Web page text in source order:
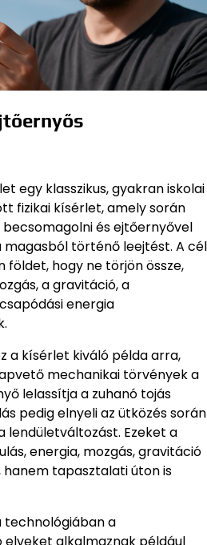
egy klasszikus, gyakran iskolai
fizikai kísérlet, amely során
és ejtőernyővel
magasból történő leejtést. A cél
földet, hogy ne törjön össze,
a gravitáció, a
energia
a kísérlet kiváló példa arra,
mechanikai törvények a
lelassítja a zuhanó tojás
pedig elnyeli az ütközés során
lendületváltozást. Ezeket a
energia, mozgás, gravitáció
tapasztalati úton is
technológiában a